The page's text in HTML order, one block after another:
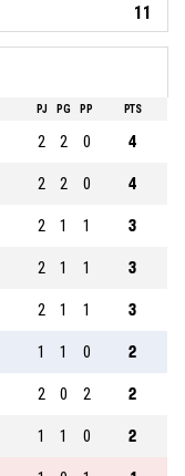
11
PJ PG PP PTS
2 2 0 4
2 2 0 4
2 1 1 3
2 1 1 3
2 1 1 3
1 1 0 2
2 0 2 2
1 1 0 2